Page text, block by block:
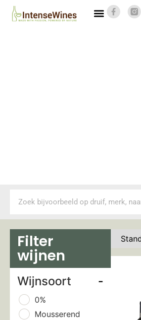
Filter
wijnen
Wijnsoort -
0%
Mousserend